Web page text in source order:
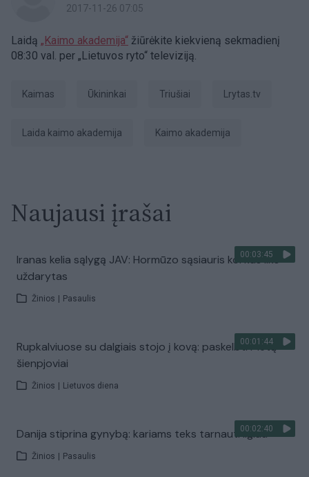
2017-11-26 07:05
Laidą „Kaimo akademija“ žiūrėkite kiekvieną sekmadienį
08:30 val. per „Lietuvos ryto“ televiziją.
kaimas ūkininkai triušiai Lrytas.tv
laida kaimo akademija Kaimo akademija
Naujausi įrašai
00:03:45
Iranas kelia sąlygą JAV: Hormūzo sąsiauris kol kas liks
uždarytas
Žinios Pasaulis
00:01:44
Rupkalviuose su dalgiais stojo į kovą: paskelbti Metų
šienpjoviai
Žinios Lietuvos diena
00:02:40
Danija stiprina gynybą: kariams teks tarnauti ilgiau
Žinios Pasaulis